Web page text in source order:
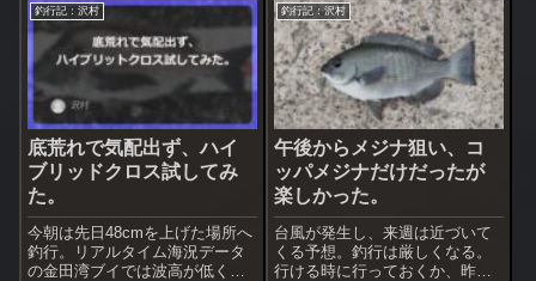
釣行記：沢村
底荒れで気配出ず、ハイ
ブリッドクロス試してみ
た。
今朝は先日48cmを上げた場所へ
釣行。リアルタイム海況データ
の金田湾ブイでは波高が低くな
釣行記：沢村
午後からメジナ狙い、コ
ッパメジナだけだったが
楽しかった。
台風が発生し、来週は近づいて
くる予想。釣行は厳しくなる。
行ける時に行っておくか、昨日